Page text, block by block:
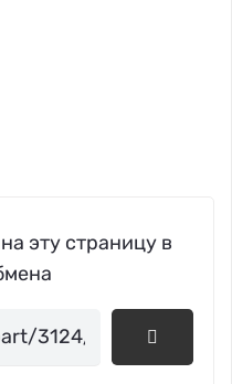
эту страницу в